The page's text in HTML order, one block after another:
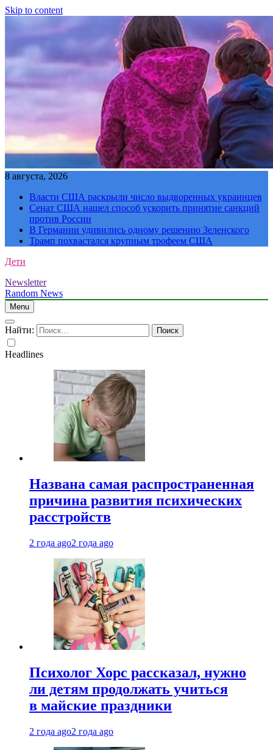
Skip to content
8 августа, 2026
Власти США раскрыли число выдворенных украинцев
Сенат США нашел способ ускорить принятие санкций
против России
В Германии удивились одному решению Зеленского
Трамп похвастался крупным трофеем США
Дети
Newsletter
Random News
Menu
Найти:
Headlines
Названа самая распространенная
причина развития психических
расстройств
2 года ago2 года ago
Психолог Хорс рассказал, нужно
ли детям продолжать учиться
в майские праздники
2 года ago2 года ago